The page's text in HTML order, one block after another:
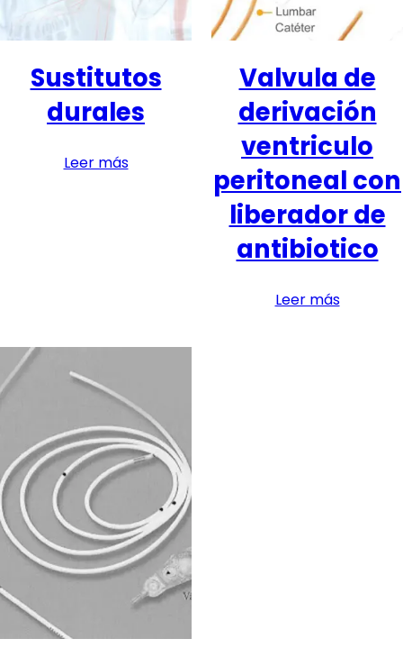
Sustitutos
durales
Leer más
Valvula de
derivación
ventriculo
peritoneal con
liberador de
antibiotico
Leer más